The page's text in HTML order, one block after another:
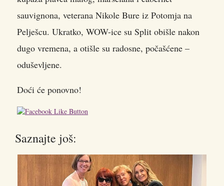
sauvignona, veterana Nikole Bure iz Potomja na
Pelješcu. Ukratko, WOW-ice su Split obišle nakon
dugo vremena, a otišle su radosne, počašćene –
oduševljene.
Doći će ponovno!
Saznajte još: